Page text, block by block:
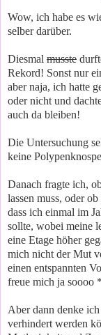
Wow, ich habe es
selber darüber.
Diesmal musste
Rekord! Sonst nur
aber naja, ich hatte
oder nicht und
auch da bleiben!
Die Untersuchung
keine
Danach fragte ich,
lassen muss, oder
dass ich einmal im
sollte, wobei meine
eine Etage höher
mich nicht der Mut
einen entspannten
freue mich ja soooo
Aber dann denke
verhindert werden